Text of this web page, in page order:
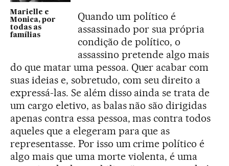
Marielle e
Monica, por
todas as
famílias
Quando um político é
assassinado por sua própria
condição de político, o
assassino pretende algo mais
do que matar uma pessoa. Quer acabar com
suas ideias e, sobretudo, com seu direito a
expressá-las. Se além disso ainda se trata de
um cargo eletivo, as balas não são dirigidas
apenas contra essa pessoa, mas contra todos
aqueles que a elegeram para que as
representasse. Por isso um crime político é
algo mais que uma morte violenta, é uma